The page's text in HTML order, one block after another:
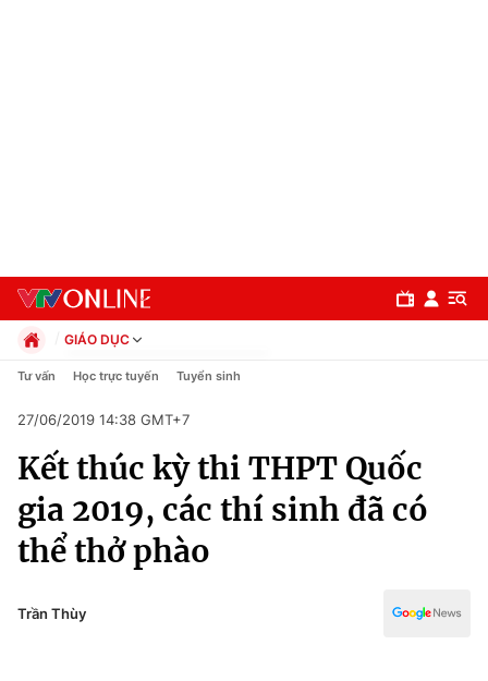
Chuyên mục
Chính trị
Xã hội
Pháp luật
GIÁO DỤC
Chính trị
Pháp luật
Kinh tế
Thể thao
Truyền hình
Văn hóa - Giải trí
Công nghệ
Tư vấn Học trực tuyến Tuyển sinh
27/06/2019 14:38 GMT+7
Kết thúc kỳ thi THPT Quốc
gia 2019, các thí sinh đã có
thể thở phào
Trần Thùy